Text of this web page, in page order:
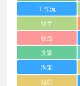
工作流
快手
收益
文案
淘宝
短剧